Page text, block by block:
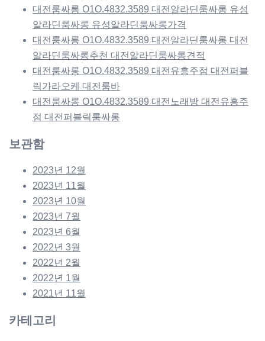
대전룸싸롱 O1O.4832.3589 대전알라딘룸싸롱 유성
알라딘룸싸롱 유성알라딘룸싸롱가격
대전룸싸롱 O1O.4832.3589 대전알라딘룸싸롱 대전
알라딘룸싸롱추천 대전알라딘룸싸롱견적
대전룸싸롱 O1O.4832.3589 대전유흥주점 대전퍼블
릭가라오케 대전룸바
대전룸싸롱 O1O.4832.3589 대전노래방 대전유흥주
점 대전퍼블릭룸싸롱
보관함
2023년 12월
2023년 11월
2023년 10월
2023년 7월
2023년 6월
2022년 3월
2022년 2월
2022년 1월
2021년 11월
카테고리